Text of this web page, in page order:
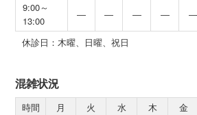
9:00～
13:00
― ― ― ― ―
休診日：木曜、日曜、祝日
混雑状況
時間 月 火 水 木 金